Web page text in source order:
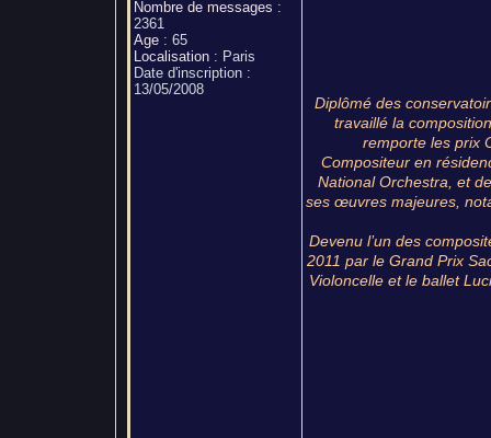
Nombre de messages :
2361
Age: 65
Localisation: Paris
Date d'inscription :
13/05/2008
Diplômé des
travaillé la
remporte les prix
Compositeur en
National Orchestra, et
ses œuvres majeures,
Devenu l’un des
2011 par le Grand Prix
Violoncelle et le ballet